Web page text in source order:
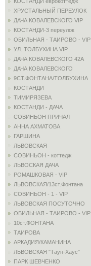
ХРУСТАЛЬНЫЙ ПЕРЕУЛОК
ДАЧА КОВАЛЕВСКОГО VIP
КОСТАНДИ-3 переулок
ОБИЛЬНАЯ - ТАИРОВО - VIP
УЛ. ТОЛБУХИНА VIP
ДАЧА КОВАЛЕВСКОГО 42А
ДАЧА КОВАЛЕВСКОГО
9СТ.ФОНТАНА/ТОЛБУХИНА
КОСТАНДИ
ТИМИРЯЗЕВА
КОСТАНДИ - ДАЧА
СОВИНЬОН ПРИЧАЛ
АННА АХМАТОВА
ГАРШИНА
ЛЬВОВСКАЯ
СОВИНЬОН - коттедж
ЛЬВОСКАЯ ДАЧА
РОМАШКОВАЯ - VIP
ЛЬВОВСКАЯ/13ст.Фонтана
СОВИНЬОН - 1 - VIP
ЛЬВОВСКАЯ ПОСУТОЧНО
ОБИЛЬНАЯ - ТАИРОВО - VIP
10ст.ФОНТАНА
ТАИРОВА
АРКАДИЯ/КАМАНИНА
ЛЬВОВСКАЯ "Таун-Хаус"
ПАРК ШЕВЧЕНКО